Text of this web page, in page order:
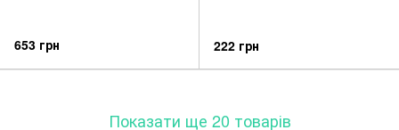
653 грн 222 грн
Показати ще 20 товарів